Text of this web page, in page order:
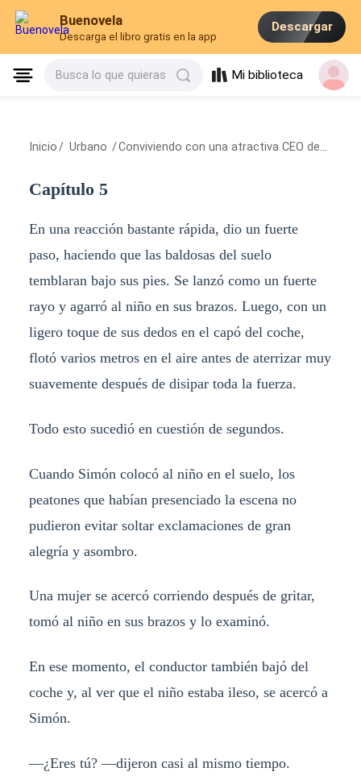
Buenovela
Descarga el libro gratis en la app
Descargar
Busca lo que quieras Mi biblioteca
Inicio / Urbano /Conviviendo con una atractiva CEO después del divorcio
Capítulo 5
En una reacción bastante rápida, dio un fuerte
paso, haciendo que las baldosas del suelo
temblaran bajo sus pies. Se lanzó como un fuerte
rayo y agarró al niño en sus brazos. Luego, con un
ligero toque de sus dedos en el capó del coche,
flotó varios metros en el aire antes de aterrizar muy
suavemente después de disipar toda la fuerza.
Todo esto sucedió en cuestión de segundos.
Cuando Simón colocó al niño en el suelo, los
peatones que habían presenciado la escena no
pudieron evitar soltar exclamaciones de gran
alegría y asombro.
Una mujer se acercó corriendo después de gritar,
tomó al niño en sus brazos y lo examinó.
En ese momento, el conductor también bajó del
coche y, al ver que el niño estaba ileso, se acercó a
Simón.
—¿Eres tú? —dijeron casi al mismo tiempo.